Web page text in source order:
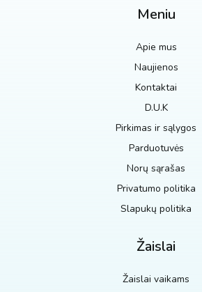
Meniu
Apie mus
Naujienos
Kontaktai
D.U.K
Pirkimas ir sąlygos
Parduotuvės
Norų sąrašas
Privatumo politika
Slapukų politika
Žaislai
Žaislai vaikams